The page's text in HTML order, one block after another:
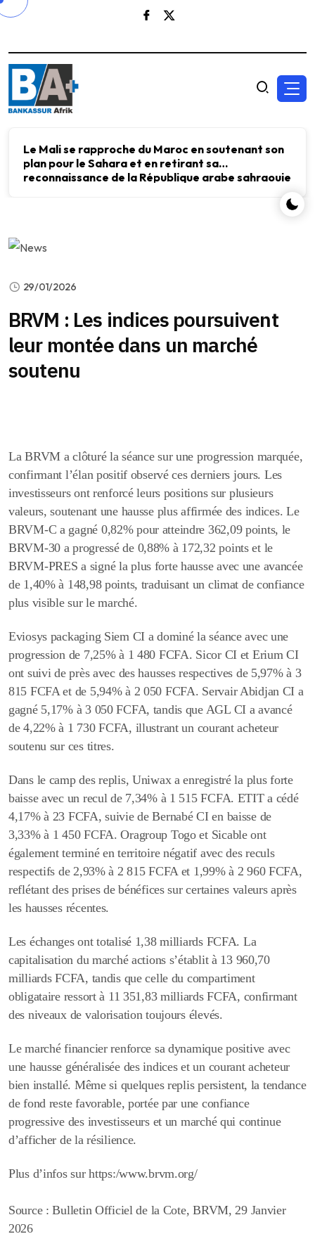
Le Mali se rapproche du Maroc en soutenant son
plan pour le Sahara et en retirant sa
reconnaissance de la République arabe sahraouie
29/01/2026
BRVM : Les indices poursuivent
leur montée dans un marché
soutenu
La BRVM a clôturé la séance sur une progression marquée,
confirmant l’élan positif observé ces derniers jours. Les
investisseurs ont renforcé leurs positions sur plusieurs
valeurs, soutenant une hausse plus affirmée des indices. Le
BRVM-C a gagné 0,82% pour atteindre 362,09 points, le
BRVM-30 a progressé de 0,88% à 172,32 points et le
BRVM-PRES a signé la plus forte hausse avec une avancée
de 1,40% à 148,98 points, traduisant un climat de confiance
plus visible sur le marché.
Eviosys packaging Siem CI a dominé la séance avec une
progression de 7,25% à 1 480 FCFA. Sicor CI et Erium CI
ont suivi de près avec des hausses respectives de 5,97% à 3
815 FCFA et de 5,94% à 2 050 FCFA. Servair Abidjan CI a
gagné 5,17% à 3 050 FCFA, tandis que AGL CI a avancé
de 4,22% à 1 730 FCFA, illustrant un courant acheteur
soutenu sur ces titres.
Dans le camp des replis, Uniwax a enregistré la plus forte
baisse avec un recul de 7,34% à 1 515 FCFA. ETIT a cédé
4,17% à 23 FCFA, suivie de Bernabé CI en baisse de
3,33% à 1 450 FCFA. Oragroup Togo et Sicable ont
également terminé en territoire négatif avec des reculs
respectifs de 2,93% à 2 815 FCFA et 1,99% à 2 960 FCFA,
reflétant des prises de bénéfices sur certaines valeurs après
les hausses récentes.
Les échanges ont totalisé 1,38 milliards FCFA. La
capitalisation du marché actions s’établit à 13 960,70
milliards FCFA, tandis que celle du compartiment
obligataire ressort à 11 351,83 milliards FCFA, confirmant
des niveaux de valorisation toujours élevés.
Le marché financier renforce sa dynamique positive avec
une hausse généralisée des indices et un courant acheteur
bien installé. Même si quelques replis persistent, la tendance
de fond reste favorable, portée par une confiance
progressive des investisseurs et un marché qui continue
d’afficher de la résilience.
Plus d’infos sur https:/www.brvm.org/
Source : Bulletin Officiel de la Cote, BRVM, 29 Janvier
2026